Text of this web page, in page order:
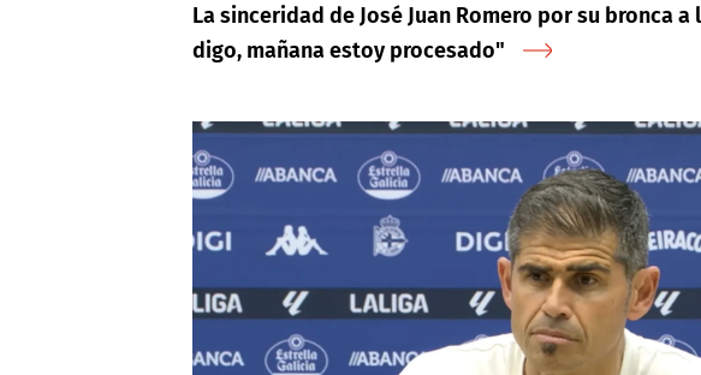
La sinceridad de José Juan Romero por su bronca
digo, mañana estoy procesado"